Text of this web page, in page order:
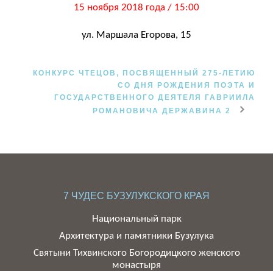
15 ноября 2018 года / 15:00
ул. Маршала Егорова, 15
КОНКУРС ЧТЕЦОВ, ПОСВЯЩЕННЫЙ 275-ЛЕТИЮ
СО ДНЯ РОЖДЕНИЯ ПОЭТА И
ГОСУДАРСТВЕННОГО ДЕЯТЕЛЯ ГАВРИИЛА
РОМАНОВИЧА ДЕРЖАВИНА 2
7 ЧУДЕС БУЗУЛУКСКОГО КРАЯ
Национальный парк
Архитектура и памятники Бузулука
Святыни Тихвинского Богородицкого женского
монастыря